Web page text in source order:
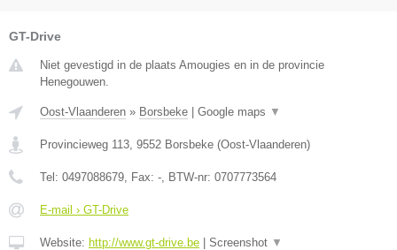
GT-Drive
Niet gevestigd in de plaats Amougies en in de provincie
Henegouwen.
Oost-Vlaanderen » Borsbeke Google maps ▼
Provincieweg 113 9552 Borsbeke (Oost-Vlaanderen)
Tel: 0497088679 , Fax: - , BTW-nr: 0707773564
E-mail › GT-Drive
Website: http://www.gt-drive.be Screenshot ▼